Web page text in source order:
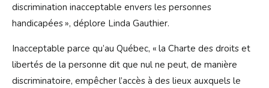
discrimination inacceptable envers les personnes
handicapées », déplore Linda Gauthier.
Inacceptable parce qu’au Québec, « la Charte des droits et
libertés de la personne dit que nul ne peut, de manière
discriminatoire, empêcher l’accès à des lieux auxquels le